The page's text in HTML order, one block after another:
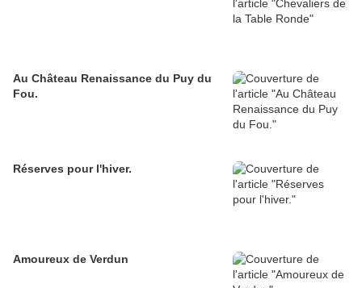
Au Château Renaissance du Puy du
Fou.
Réserves pour l'hiver.
Amoureux de Verdun